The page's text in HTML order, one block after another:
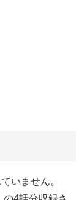
いません。